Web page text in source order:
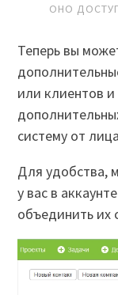
ОНО
Теперь вы
или клиентов
систему от
Для удобства,
у вас в
объединить их